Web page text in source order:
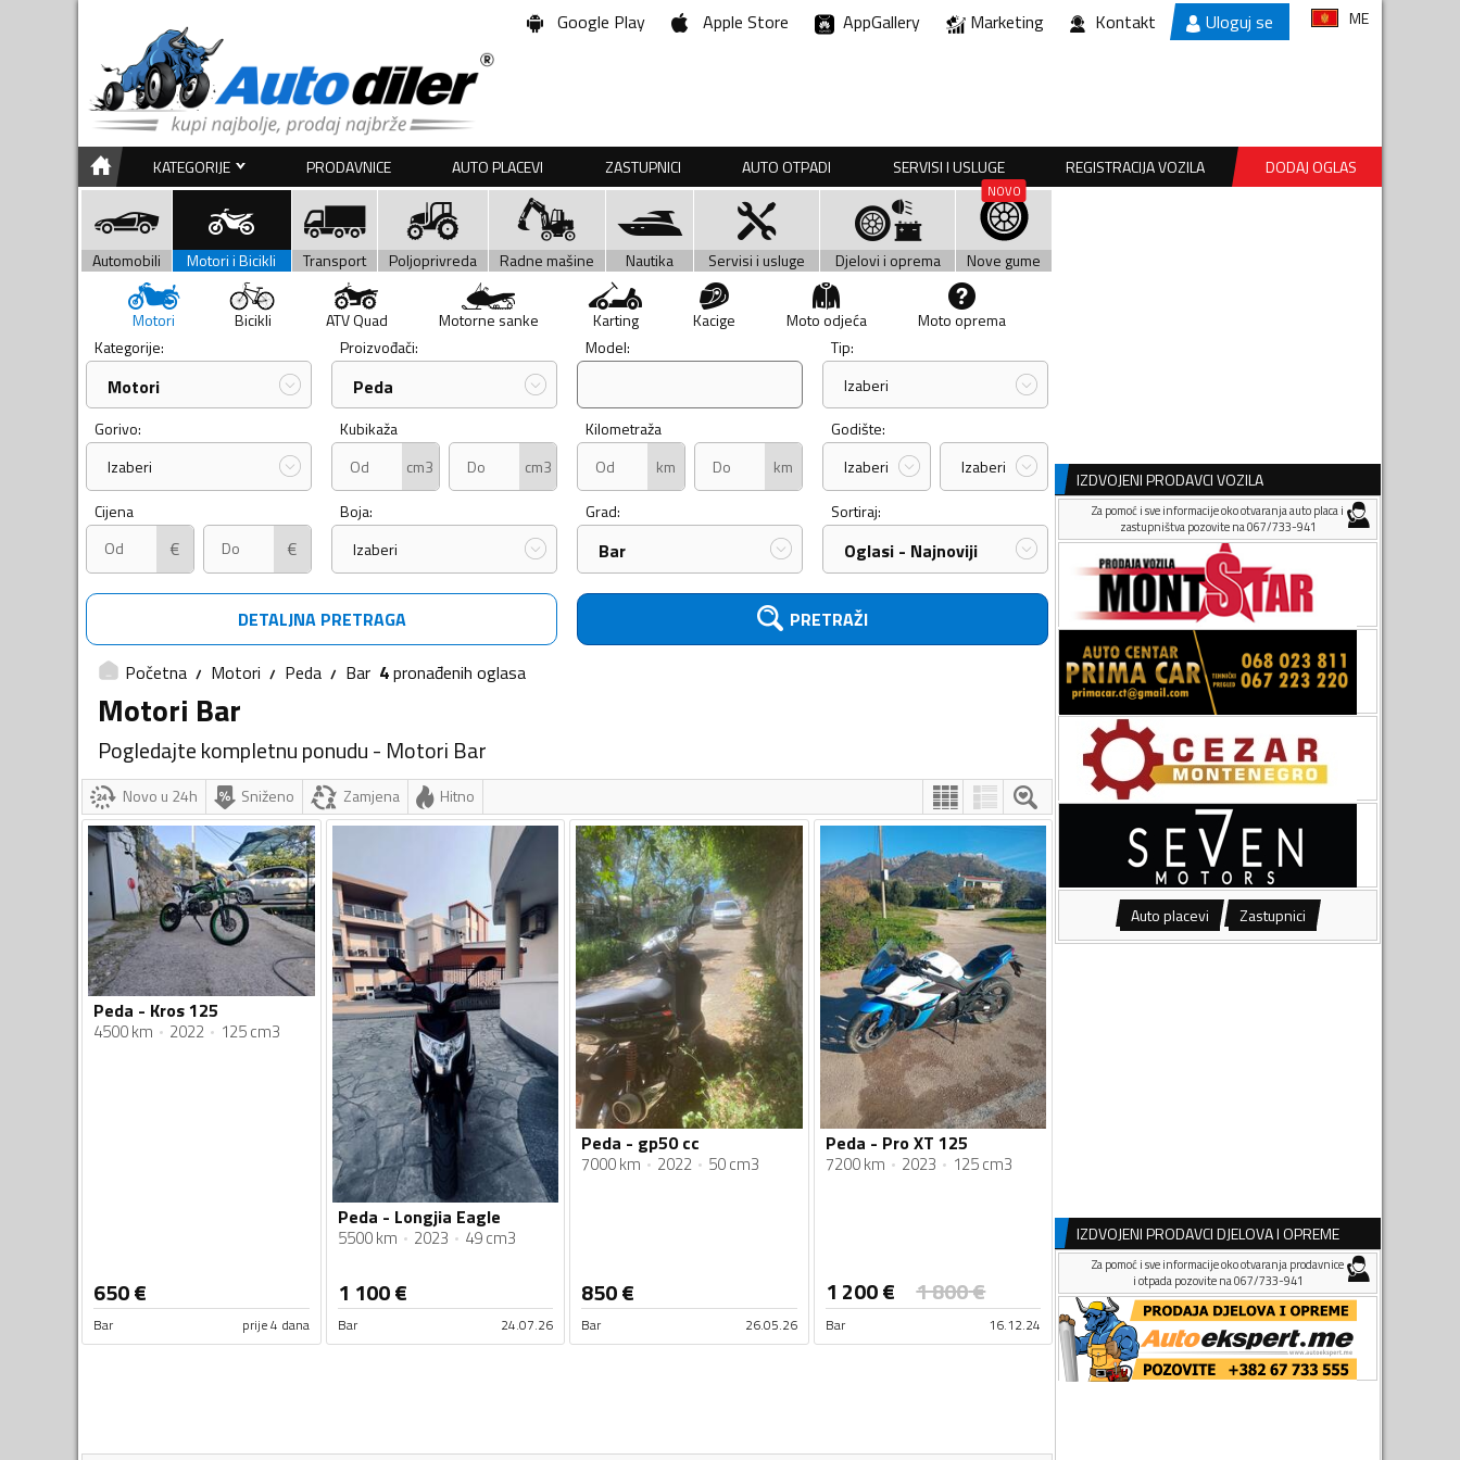
Google Play Apple Store AppGallery Marketing Kontakt Uloguj se ME
KATEGORIJE PRODAVNICE AUTO PLACEVI ZASTUPNICI AUTO OTPADI SERVISI I USLUGE REGISTRACIJA VOZILA DODAJ OGLAS
Automobili Motori i Bicikli Transport Poljoprivreda Radne mašine Nautika Servisi i usluge Djelovi i oprema Nove gume
Motori Bicikli ATV Quad Motorne sanke Karting Kacige Moto odjeća
Moto oprema
Kategorije:
Motori
Proizvođači:
Peda
Model:
Tip:
Izaberi
Gorivo:
Izaberi
Kubikaža
cm3
cm3
Kilometraža
km
km
Godište:
Izaberi
Izaberi
Cijena
€ €
Boja:
Izaberi
Grad:
Bar
Sortiraj:
Oglasi - Najnoviji
DETALJNA PRETRAGA PRETRAŽI
Početna Motori Peda Bar 4pronađenih oglasa
Motori Bar
Pogledajte kompletnu ponudu - Motori Bar
Novo u 24h Sniženo Zamjena Hitno
Peda - Kros 125
4500 km 2022 125 cm3
650€
Bar prije 4 dana
Peda - Longjia Eagle
5500 km 2023 49 cm3
1 100€
Bar 24.07.26
Peda - gp50 cc
7000 km 2022 50 cm3
850€
Bar 26.05.26
Peda - Pro XT 125
7200 km 2023 125 cm3
1 200€ 1 800€
Bar 16.12.24
IZDVOJENI PRODAVCI VOZILA
Za pomoć i sve informacije oko otvaranja auto placa i
zastupništva pozovite na 067/733-941
Auto placevi Zastupnici
IZDVOJENI PRODAVCI DJELOVA I OPREME
Za pomoć i sve informacije oko otvaranja prodavnice
i otpada pozovite na 067/733-941